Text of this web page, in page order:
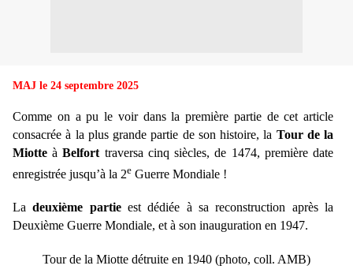
MAJ le 24 septembre 2025
Comme on a pu le voir dans la première partie de cet article
consacrée à la plus grande partie de son histoire, la Tour de la
Miotte àBelfort traversa cinq siècles, de 1474, première date
enregistrée jusqu’à la 2e Guerre Mondiale !
Ladeuxième partieest dédiée à sa reconstruction après la
Deuxième Guerre Mondiale, et à son inauguration en 1947.
Tour de la Miotte détruite en 1940 (photo, coll. AMB)